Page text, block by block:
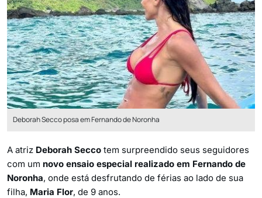
Deborah Secco posa em Fernando de Noronha
A atriz Deborah Secco tem surpreendido seus seguidores
com um novo ensaio especial realizado em Fernando de
Noronha, onde está desfrutando de férias ao lado de sua
filha, Maria Flor, de 9 anos.